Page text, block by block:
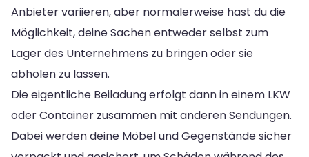
Anbieter variieren, aber normalerweise hast du die
Möglichkeit, deine Sachen entweder selbst zum
Lager des Unternehmens zu bringen oder sie
abholen zu lassen.
Die eigentliche Beiladung erfolgt dann in einem LKW
oder Container zusammen mit anderen Sendungen.
Dabei werden deine Möbel und Gegenstände sicher